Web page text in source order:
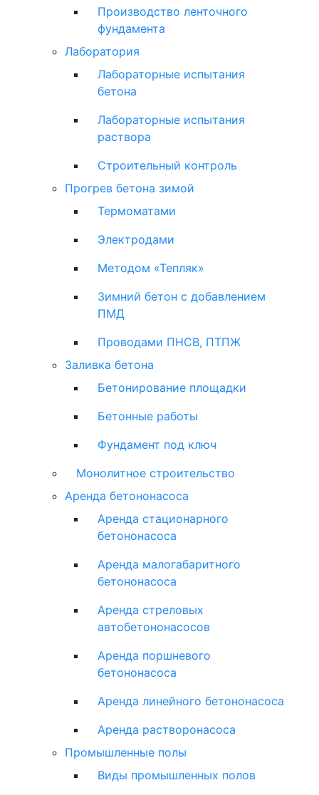
Производство ленточного
фундамента
Лаборатория
Лабораторные испытания
бетона
Лабораторные испытания
раствора
Строительный контроль
Прогрев бетона зимой
Термоматами
Электродами
Методом «Тепляк»
Зимний бетон с добавлением
ПМД
Проводами ПНСВ, ПТПЖ
Заливка бетона
Бетонирование площадки
Бетонные работы
Фундамент под ключ
Монолитное строительство
Аренда бетононасоса
Аренда стационарного
бетононасоса
Аренда малогабаритного
бетононасоса
Аренда стреловых
автобетононасосов
Аренда поршневого
бетононасоса
Аренда линейного бетононасоса
Аренда растворонасоса
Промышленные полы
Виды промышленных полов